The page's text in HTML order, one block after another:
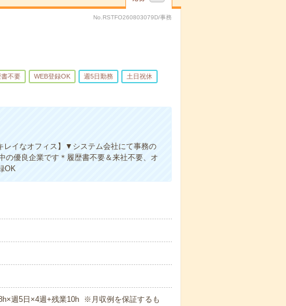
No.RSTFO260803079D/事務
書不要 WEB登録OK 週5日勤務 土日祝休
レイなオフィス】▼システム会社にて事務の
優良企業です＊履歴書不要＆来社不要、オ
OK
週5日×4週+残業10h ※月収例を保証するも